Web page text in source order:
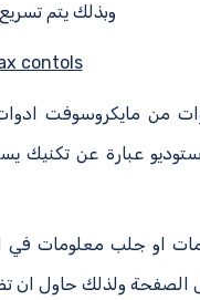
وبذلك يتم
contols
من مايكروسوفت
عبارة عن تكنيك
او جلب معلومات في
الصفحة ولذلك حاول ان